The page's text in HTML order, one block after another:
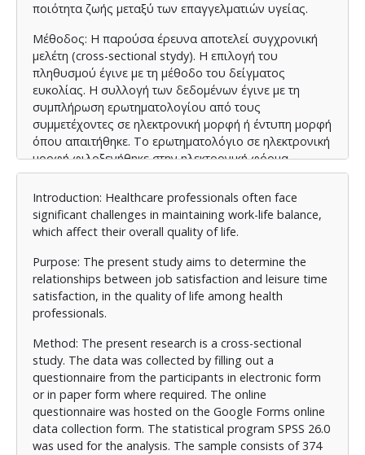
ποιότητα ζωής μεταξύ των επαγγελματιών υγείας.
Μέθοδος: Η παρούσα έρευνα αποτελεί συγχρονική
μελέτη (cross-sectional stydy). Η επιλογή του
πληθυσμού έγινε με τη μέθοδο του δείγματος
ευκολίας. Η συλλογή των δεδομένων έγινε με τη
συμπλήρωση ερωτηματολογίου από τους
συμμετέχοντες σε ηλεκτρονική μορφή ή έντυπη μορφή
όπου απαιτήθηκε. Το ερωτηματολόγιο σε ηλεκτρονική
μορφή φιλοξενήθηκε στην ηλεκτρονική φόρμα
συλλογής δεδομένων Google Forms. Για την ανάλυση
χρησιμοποιήθηκε το στατιστικό πρόγραμμα SPSS 26.0.
Το δείγμα αποτελείται από 374 άτομα τα οποία ήταν
εργαζόμενοι σε ιδιωτικές και δημόσιες μονάδες
παραγωγής υπηρεσιών υγείας και ηλικίας άνω των
18 ετών, εκ των οποίων το 66,3 % ήταν γυναίκες και
το 33,4 % άντρες, το 35,6% ήταν ηλικίας μεταξύ 30-39
ετών και το 63,4% ήταν ηλικίας μεταξύ 30-49 ετών, το
42% ήταν απόφοιτη ΑΕΙ-ΤΕΙ, το 67,9% εργάζονταν στα
και το 37,2% στον δημόσιο και τέλος, το 42% ήταν
νοσηλευτές. Το ερωτηματολόγιο που διανεμήθηκε
αποτελούταν από τρία επιμέρους έγκυρα
ερωτηματολόγια: το Minnesota Satisfaction
Questionnaire-Short Form για τη μέτρηση της
εργασιακής ικανοποίησης, το LSS-SHORT FORM για
τη μέτρηση της ικανοποίησης από ελεύθερο χρόνο
Introduction: Healthcare professionals often face
significant challenges in maintaining work-life balance,
which affect their overall quality of life.
Purpose: The present study aims to determine the
relationships between job satisfaction and leisure time
satisfaction, in the quality of life among health
professionals.
Method: The present research is a cross-sectional
study. The data was collected by filling out a
questionnaire from the participants in electronic form
or in paper form where required. The online
questionnaire was hosted on the Google Forms online
data collection form. The statistical program SPSS 26.0
was used for the analysis. The sample consists of 374